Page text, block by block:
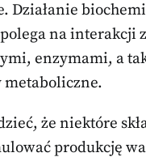
Działanie
na interakcji
enzymami, a
metaboliczne.
że niektóre
produkcję